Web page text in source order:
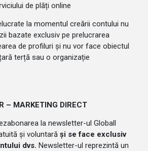
de plăți online
la momentul creării contului nu
bazate exclusiv pe prelucrarea
de profiluri și nu vor face obiectul
terță sau o organizație
– MARKETING DIRECT
la newsletter-ul Globall
și voluntară și se face exclusiv
dvs. Newsletter-ul reprezintă un